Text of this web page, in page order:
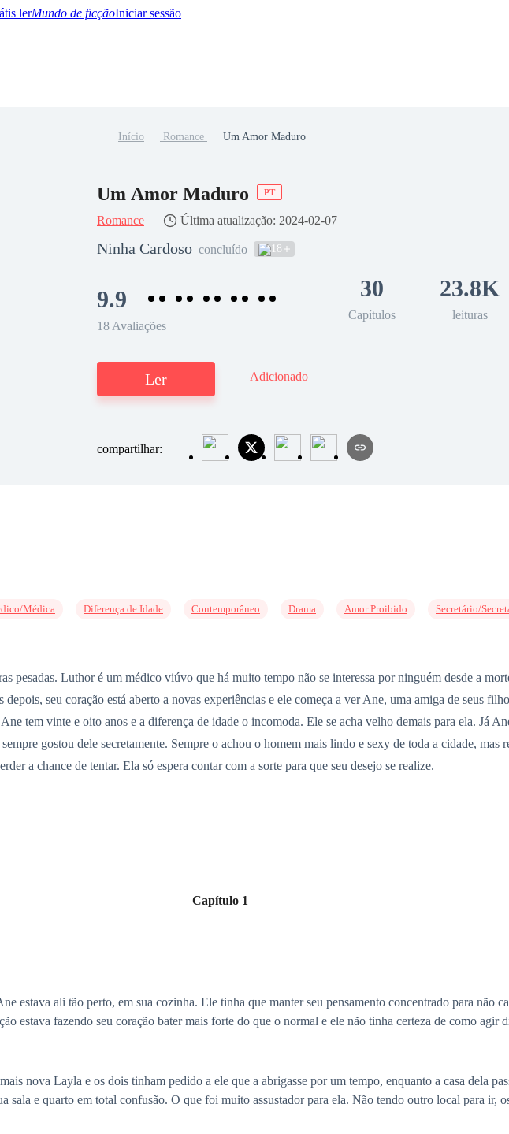
Mundo de ficçãoIniciar sessão
Início Romance Um Amor Maduro
Um Amor Maduro PT
Romance Última atualização: 2024-02-07
Ninha Cardoso concluído 18
9.9
18 Avaliações
30
Capítulos
23.8K
leituras
Ler Adicionado
compartilhar:
Médica Diferença de Idade Contemporâneo Drama Amor Proibido Secretário/
pesadas. Luthor é um médico viúvo que há muito tempo não se interessa por ninguém desde a
depois, seu coração está aberto a novas experiências e ele começa a ver Ane, uma amiga de seus
tem vinte e oito anos e a diferença de idade o incomoda. Ele se acha velho demais para ela. Já
gostou dele secretamente. Sempre o achou o homem mais lindo e sexy de toda a cidade, mas
a chance de tentar. Ela só espera contar com a sorte para que seu desejo se realize.
Capítulo 1
estava ali tão perto, em sua cozinha. Ele tinha que manter seu pensamento concentrado para não
estava fazendo seu coração bater mais forte do que o normal e ele não tinha certeza de como agir
nova Layla e os dois tinham pedido a ele que a abrigasse por um tempo, enquanto a casa dela
sala e quarto em total confusão. O que foi muito assustador para ela. Não tendo outro local para ir,